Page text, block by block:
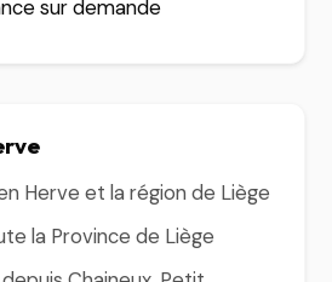
sur demande
Herve et la région de Liège
la Province de Liège